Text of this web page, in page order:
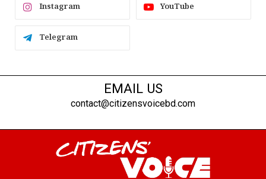
Instagram YouTube
Telegram
EMAIL US
contact@citizensvoicebd.com